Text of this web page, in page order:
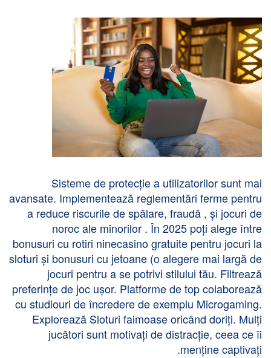
Sisteme de protecție a utilizatorilor sunt mai
avansate. Implementează reglementări ferme pentru
a reduce riscurile de spălare, fraudă , și jocuri de
noroc ale minorilor . În 2025 poți alege între
bonusuri cu rotiri ninecasinogratuite pentru jocuri la
sloturi și bonusuri cu jetoane (o alegere mai largă de
jocuri pentru a se potrivi stilului tău. Filtrează
preferințe de joc ușor. Platforme de top colaborează
cu studiouri de încredere de exemplu Microgaming.
Explorează Sloturi faimoase oricând doriți. Mulți
jucători sunt motivați de distracție, ceea ce îi
menține captivați.